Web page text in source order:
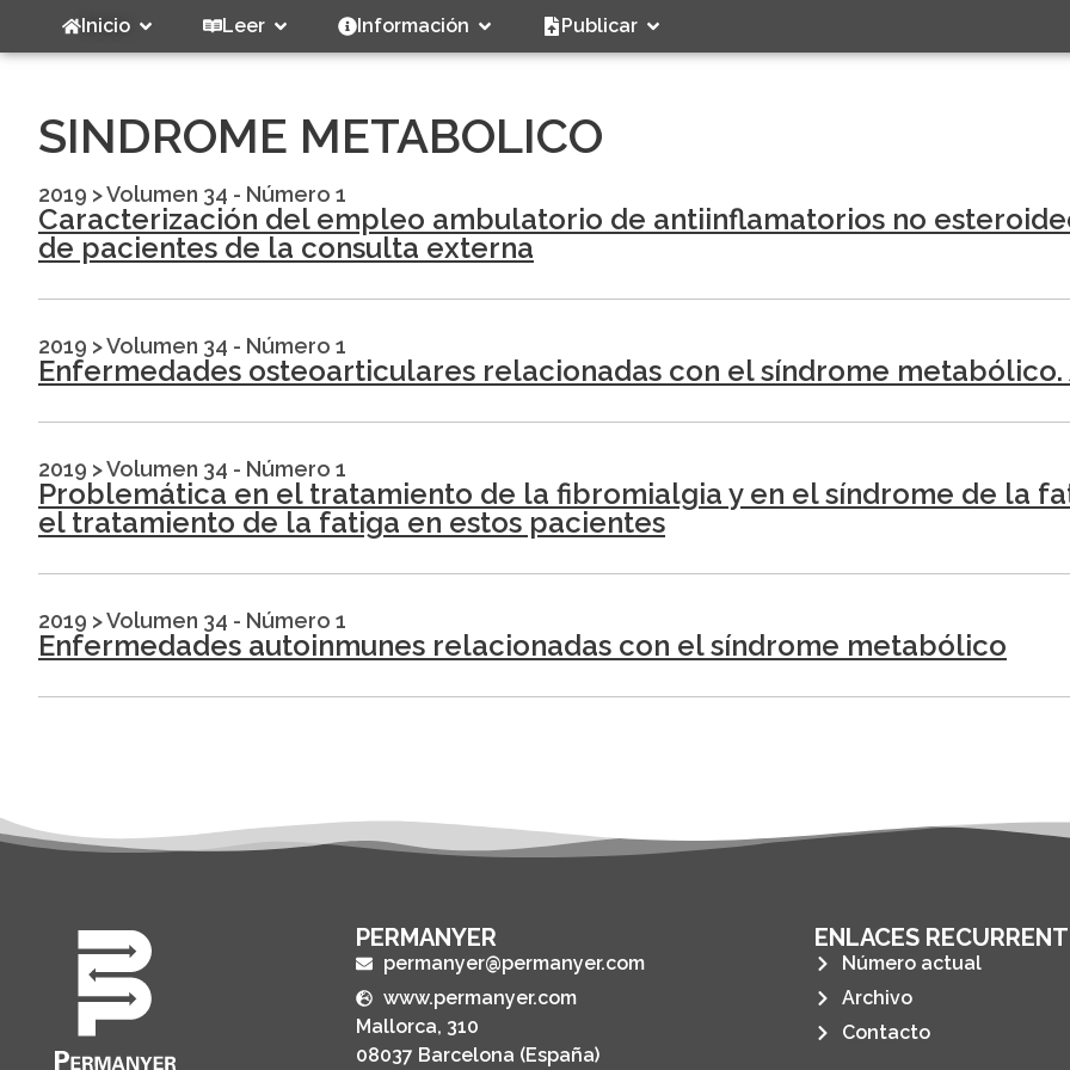
Inicio Leer Información Publicar
SINDROME METABOLICO
2019 >Volumen 34 - Número 1
Caracterización del empleo ambulatorio de antiinflamatorios no
de pacientes de la consulta externa
2019 >Volumen 34 - Número 1
Enfermedades osteoarticulares relacionadas con el síndrome
2019 >Volumen 34 - Número 1
Problemática en el tratamiento de la fibromialgia y en el síndrome de la
el tratamiento de la fatiga en estos pacientes
2019 >Volumen 34 - Número 1
Enfermedades autoinmunes relacionadas con el síndrome metabólico
PERMANYER
permanyer@permanyer.com
www.permanyer.com
Mallorca, 310
08037 Barcelona (España)
ENLACES
Número actual
Archivo
Contacto